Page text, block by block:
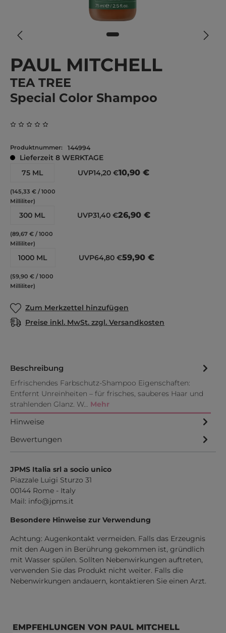
PAUL MITCHELL
TEA TREE
Special Color Shampoo
Produktnummer: 144994
Lieferzeit 8 WERKTAGE
75 ML
(145,33 € / 1000
Milliliter)
UVP14,20 €10,90 €
300 ML
(89,67 € / 1000
Milliliter)
UVP31,40 €26,90 €
1000 ML
(59,90 € / 1000
Milliliter)
UVP64,80 €59,90 €
Zum Merkzettel hinzufügen
Preise inkl. MwSt. zzgl. Versandkosten
Beschreibung
Erfrischendes Farbschutz-Shampoo Eigenschaften:
Entfernt Unreinheiten – für frisches, sauberes Haar und
strahlenden Glanz. W… Mehr
Hinweise
Bewertungen
JPMS Italia srl a socio unico
Piazzale Luigi Sturzo 31
00144 Rome - Italy
Mail: info@jpms.it
Besondere Hinweise zur Verwendung
Achtung: Augenkontakt vermeiden. Falls das Erzeugnis
mit den Augen in Berührung gekommen ist, gründlich
mit Wasser spülen. Sollten Nebenwirkungen auftreten,
verwenden Sie das Produkt nicht weiter. Falls die
Nebenwirkungen andauern, kontaktieren Sie einen Arzt.
Produktgalerie überspringen
EMPFEHLUNGEN VON PAUL MITCHELL